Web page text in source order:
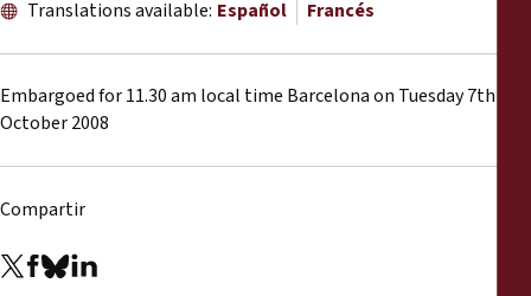
Apóyenos
Noticias
Informes
Materiales de capacitación
Translations available: Español Francés
Embargoed for 11.30 am local time Barcelona on Tuesday 7th
October 2008
Compartir